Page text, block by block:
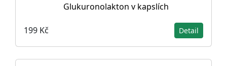
Glukuronolakton v kapslích
199 Kč Detail